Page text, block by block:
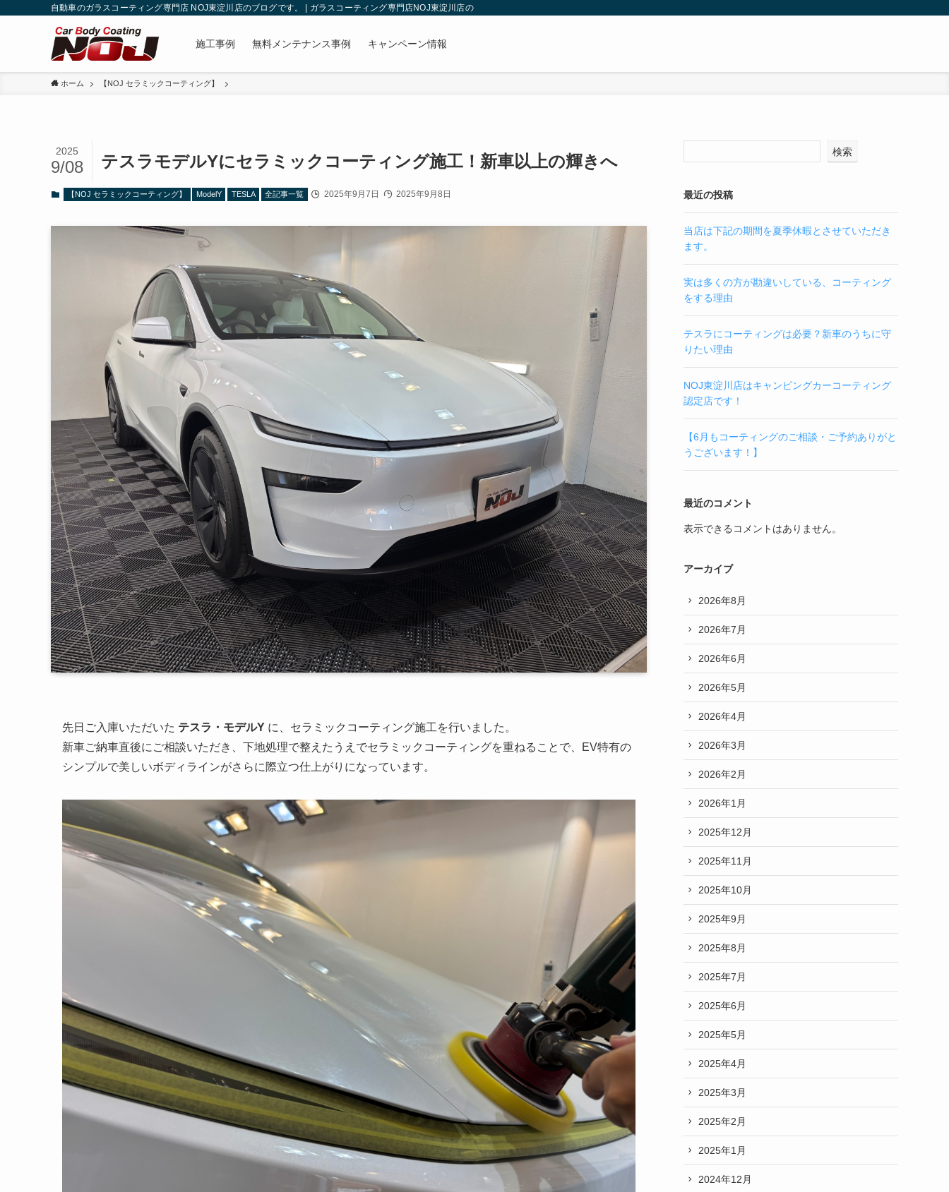
自動車のガラスコーティング専門店 NOJ東淀川店のブログです。 | ガラスコーティング専門店NOJ東淀川店のブログ
施工事例 無料メンテナンス事例 キャンペーン情報
ホーム 【NOJ セラミックコーティング】
テスラモデルYにセラミックコーティング施工！新車以上の輝きへ
2025
9/08
【NOJ セラミックコーティング】 ModelY TESLA 全記事一覧 2025年9月7日 2025年9月8日
先日ご入庫いただいた テスラ・モデルY に、セラミックコーティング施工を行いました。
新車ご納車直後にご相談いただき、下地処理で整えたうえでセラミックコーティングを重ねることで、EV特有の
シンプルで美しいボディラインがさらに際立つ仕上がりになっています。
検索
最近の投稿
当店は下記の期間を夏季休暇とさせていただき
ます。
実は多くの方が勘違いしている、コーティング
をする理由
テスラにコーティングは必要？新車のうちに守
りたい理由
NOJ東淀川店はキャンピングカーコーティング
認定店です！
【6月もコーティングのご相談・ご予約ありがと
うございます！】
最近のコメント
表示できるコメントはありません。
アーカイブ
2026年8月
2026年7月
2026年6月
2026年5月
2026年4月
2026年3月
2026年2月
2026年1月
2025年12月
2025年11月
2025年10月
2025年9月
2025年8月
2025年7月
2025年6月
2025年5月
2025年4月
2025年3月
2025年2月
2025年1月
2024年12月